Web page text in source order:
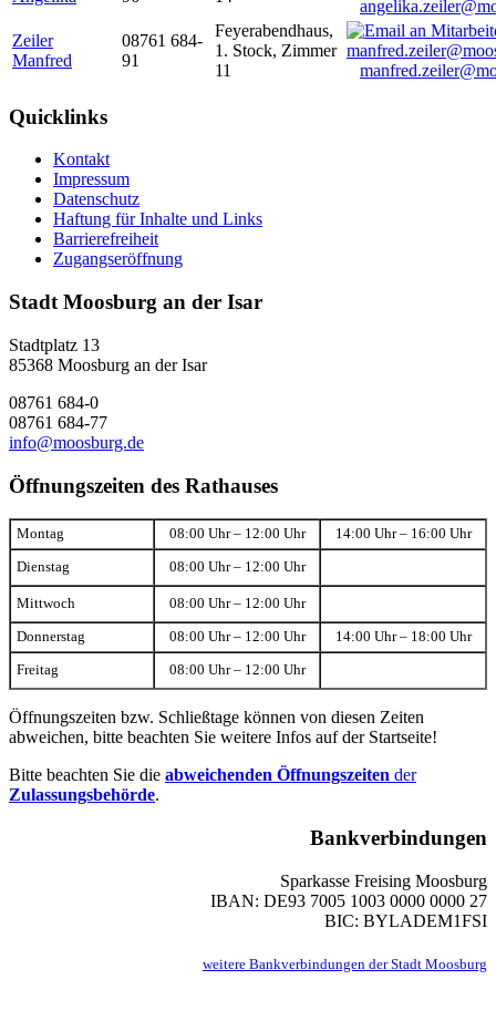
Zeiler
Manfred
08761 684-
91
Feyerabendhaus,
1. Stock, Zimmer
11
Quicklinks
Kontakt
Impressum
Datenschutz
Haftung für Inhalte und Links
Barrierefreiheit
Zugangseröffnung
Stadt Moosburg an der Isar
Stadtplatz 13
85368 Moosburg an der Isar
08761 684-0
08761 684-77
info@moosburg.de
Öffnungszeiten des Rathauses
Montag 08:00 Uhr – 12:00 Uhr 14:00 Uhr – 16:00 Uhr
Dienstag 08:00 Uhr – 12:00 Uhr
Mittwoch 08:00 Uhr – 12:00 Uhr
Donnerstag 08:00 Uhr – 12:00 Uhr 14:00 Uhr – 18:00 Uhr
Freitag 08:00 Uhr – 12:00 Uhr
Öffnungszeiten bzw. Schließtage können von diesen Zeiten
abweichen, bitte beachten Sie weitere Infos auf der Startseite!
Bitte beachten Sie die abweichenden Öffnungszeiten der
Zulassungsbehörde.
Bankverbindungen
Sparkasse Freising Moosburg
IBAN: DE93 7005 1003 0000 0000 27
BIC: BYLADEM1FSI
weitere Bankverbindungen der Stadt Moosburg